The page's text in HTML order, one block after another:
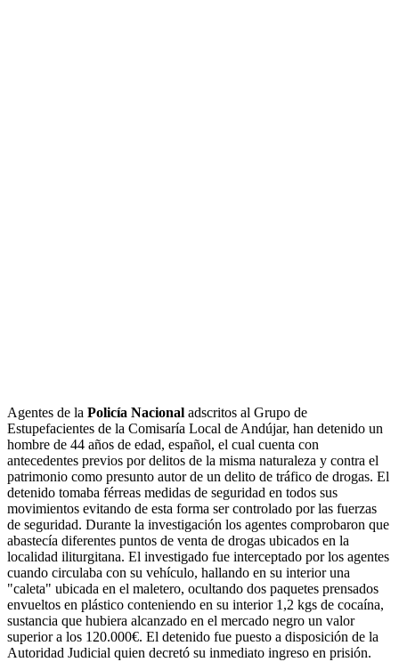
Agentes de la Policía Nacional adscritos al Grupo de
Estupefacientes de la Comisaría Local de Andújar, han detenido un
hombre de 44 años de edad, español, el cual cuenta con
antecedentes previos por delitos de la misma naturaleza y contra el
patrimonio como presunto autor de un delito de tráfico de drogas. El
detenido tomaba férreas medidas de seguridad en todos sus
movimientos evitando de esta forma ser controlado por las fuerzas
de seguridad. Durante la investigación los agentes comprobaron que
abastecía diferentes puntos de venta de drogas ubicados en la
localidad iliturgitana. El investigado fue interceptado por los agentes
cuando circulaba con su vehículo, hallando en su interior una
"caleta" ubicada en el maletero, ocultando dos paquetes prensados
envueltos en plástico conteniendo en su interior 1,2 kgs de cocaína,
sustancia que hubiera alcanzado en el mercado negro un valor
superior a los 120.000€. El detenido fue puesto a disposición de la
Autoridad Judicial quien decretó su inmediato ingreso en prisión.